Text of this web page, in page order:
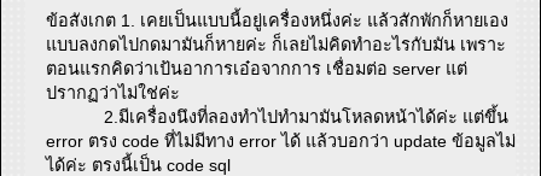
ข้อสังเกต 1. เคยเป็นแบบนี้อยู่เครื่องหนึ่งค่ะ แล้วสักพักก็หายเอง
แบบลงกดไปกดมามันก็หายค่ะ ก็เลยไม่คิดทำอะไรกับมัน เพราะ
ตอนแรกคิดว่าเป้นอาการเอ๋อจากการ เชื่อมต่อ server แต่
ปรากฏว่าไม่ใช่ค่ะ
2.มีเครื่องนึงที่ลองทำไปทำมามันโหลดหน้าได้ค่ะ แต่ขึ้น
error ตรง code ที่ไม่มีทาง error ได้ แล้วบอกว่า update ข้อมูลไม่
ได้ค่ะ ตรงนี้เป็น code sql